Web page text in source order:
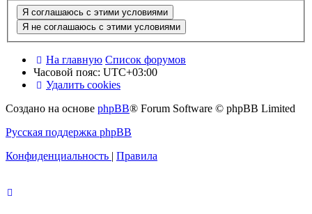
На главную Список форумов
Часовой пояс: UTC+03:00
Удалить cookies
Создано на основе phpBB® Forum Software © phpBB Limited
Русская поддержка phpBB
Конфиденциальность | Правила